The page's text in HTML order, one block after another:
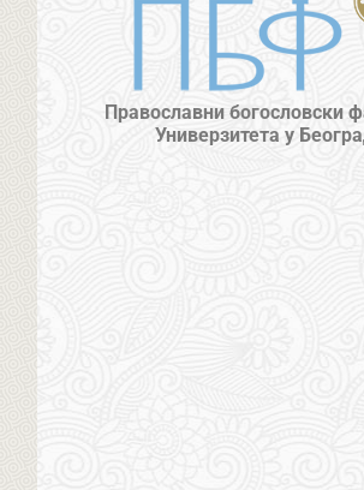
Православни богословски
Универзитета у